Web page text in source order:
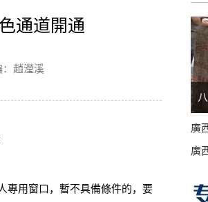
通道開通
：趙瀅溪
用窗口，暫不具備條件的，要
廣
廣